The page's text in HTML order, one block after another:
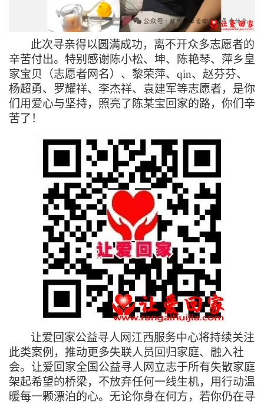
此次寻亲得以圆满成功，离不开众多志愿者的
辛苦付出。特别感谢陈小松、坤、陈艳琴、萍乡皇
家宝贝（志愿者网名）、黎荣萍、 qin、赵芬芬、
杨超勇、罗耀祥、李杰祥、袁建军等志愿者，是你
们用爱心与坚持，照亮了陈某宝回家的路，你们辛
苦了！
让爱回家公益寻人网江西服务中心将持续关注
此类案例，推动更多失联人员回归家庭、融入社
会。 让爱回家全国公益寻人网立志于所有失散家庭
架起希望的桥梁，不放弃任何一线生机，用行动温
暖每一颗漂泊的心。无论你身在何方，若你仍在寻